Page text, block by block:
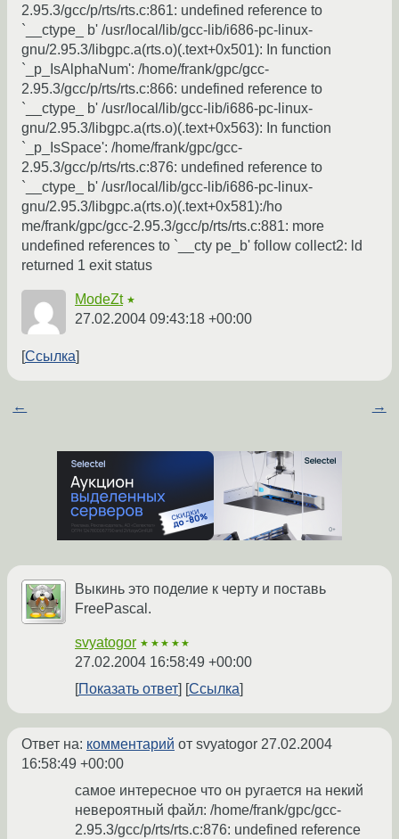
2.95.3/gcc/p/rts/rts.c:861: undefined reference to
`__ctype_ b' /usr/local/lib/gcc-lib/i686-pc-linux-
gnu/2.95.3/libgpc.a(rts.o)(.text+0x501): In function
`_p_IsAlphaNum': /home/frank/gpc/gcc-
2.95.3/gcc/p/rts/rts.c:866: undefined reference to
`__ctype_ b' /usr/local/lib/gcc-lib/i686-pc-linux-
gnu/2.95.3/libgpc.a(rts.o)(.text+0x563): In function
`_p_IsSpace': /home/frank/gpc/gcc-
2.95.3/gcc/p/rts/rts.c:876: undefined reference to
`__ctype_ b' /usr/local/lib/gcc-lib/i686-pc-linux-
gnu/2.95.3/libgpc.a(rts.o)(.text+0x581):/ho
me/frank/gpc/gcc-2.95.3/gcc/p/rts/rts.c:881: more
undefined references to `__cty pe_b' follow collect2: ld
returned 1 exit status
ModeZt ★
27.02.2004 09:43:18 +00:00
Ссылка
← →
Выкинь это поделие к черту и поставь
FreePascal.
svyatogor ★★★★★
27.02.2004 16:58:49 +00:00
Показать ответ
Ссылка
Ответ на: комментарий от svyatogor 27.02.2004
16:58:49 +00:00
самое интересное что он ругается на некий
невероятный файл: /home/frank/gpc/gcc-
2.95.3/gcc/p/rts/rts.c:876: undefined reference